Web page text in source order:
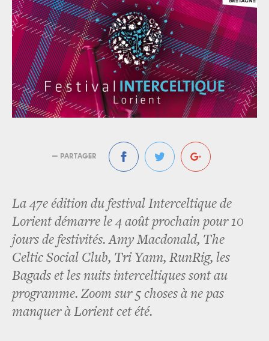
— PARTAGER
La 47e édition du festival Interceltique de
Lorient démarre le 4 août prochain pour 10
jours de festivités. Amy Macdonald, The
Celtic Social Club, Tri Yann, RunRig, les
Bagads et les nuits interceltiques sont au
programme. Zoom sur 5 choses à ne pas
manquer à Lorient cet été.